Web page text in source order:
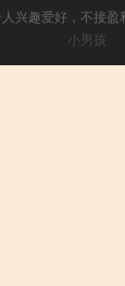
兴趣爱好，不接盈
小男孩